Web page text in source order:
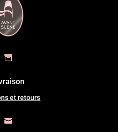

et retours
